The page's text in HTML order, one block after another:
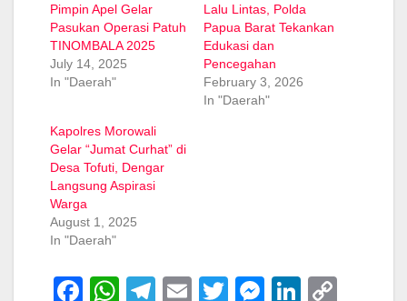
Pimpin Apel Gelar
Pasukan Operasi Patuh
TINOMBALA 2025
July 14, 2025
In "Daerah"
Lalu Lintas, Polda
Papua Barat Tekankan
Edukasi dan
Pencegahan
February 3, 2026
In "Daerah"
Kapolres Morowali
Gelar “Jumat Curhat” di
Desa Tofuti, Dengar
Langsung Aspirasi
Warga
August 1, 2025
In "Daerah"
F W T E T M Li